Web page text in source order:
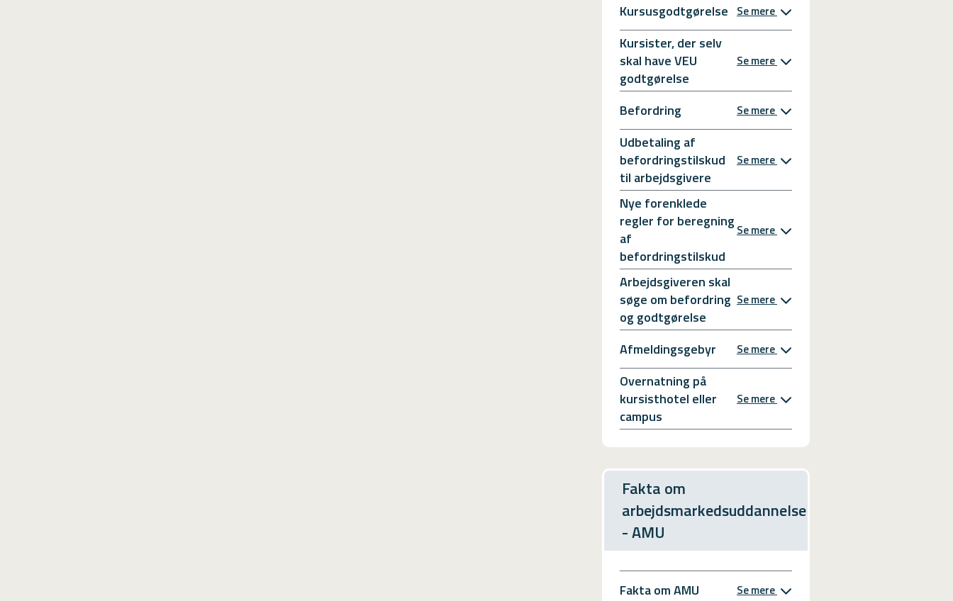
Kursusgodtgørelse Se mere
Kursister, der selv
skal have VEU
godtgørelse
Se mere
Befordring Se mere
Udbetaling af
befordringstilskud
til arbejdsgivere
Se mere
Nye forenklede
regler for beregning
af
befordringstilskud
Se mere
Arbejdsgiveren skal
søge om befordring
og godtgørelse
Se mere
Afmeldingsgebyr Se mere
Overnatning på
kursisthotel eller
campus
Se mere
Fakta om
arbejdsmarkedsuddannelse
- AMU
Fakta om AMU Se mere